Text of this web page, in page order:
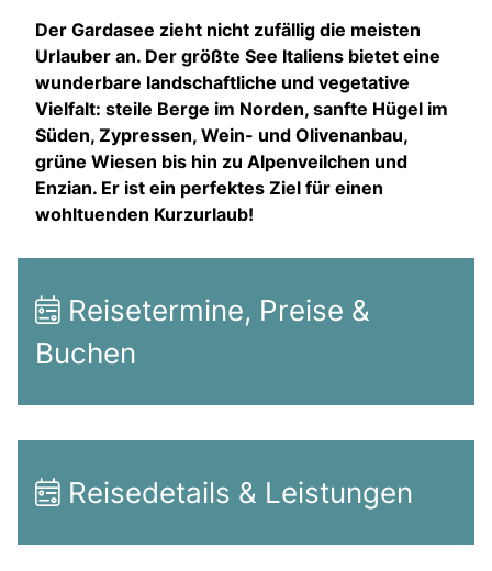
Der Gardasee zieht nicht zufällig die meisten
Urlauber an. Der größte See Italiens bietet eine
wunderbare landschaftliche und vegetative
Vielfalt: steile Berge im Norden, sanfte Hügel im
Süden, Zypressen, Wein- und Olivenanbau,
grüne Wiesen bis hin zu Alpenveilchen und
Enzian. Er ist ein perfektes Ziel für einen
wohltuenden Kurzurlaub!
Reisetermine, Preise &
Buchen
Reisedetails & Leistungen